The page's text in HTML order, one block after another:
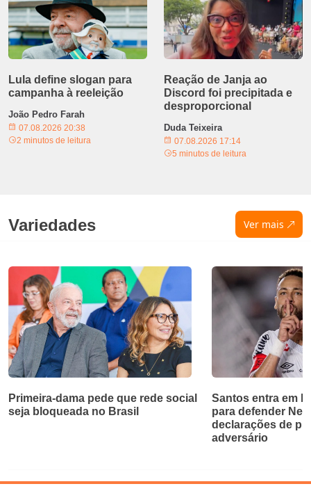
Lula define slogan para
campanha à reeleição
João Pedro Farah
07.08.2026 20:38
2 minutos de leitura
Reação de Janja ao
Discord foi precipitada e
desproporcional
Duda Teixeira
07.08.2026 17:14
5 minutos de leitura
Variedades Ver mais
Primeira-dama pede que rede social
seja bloqueada no Brasil
Santos entra em
para defender
declarações de
adversário